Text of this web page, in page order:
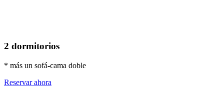
2 dormitorios
* más un sofá-cama doble
Reservar ahora